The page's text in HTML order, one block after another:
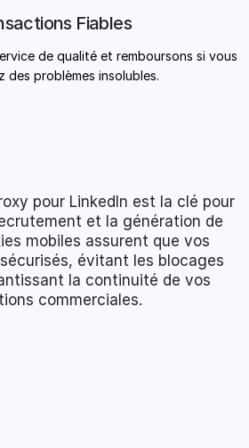
Fiables
de qualité et remboursons si vous
des problèmes insolubles.
pour LinkedIn est la clé pour
et la génération de
mobiles assurent que vos
évitant les blocages
la continuité de vos
commerciales.